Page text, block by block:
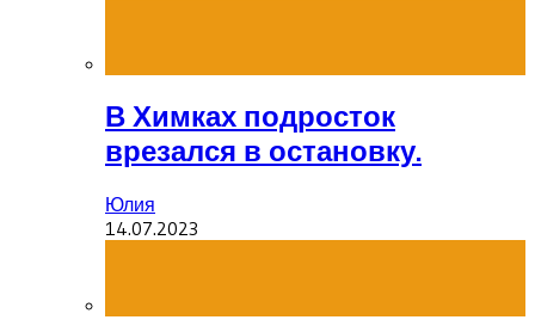
В Химках подросток
врезался в остановку.
Юлия
14.07.2023